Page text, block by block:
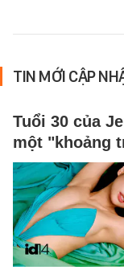
TIN MỚI CẬP
Tuổi 30 của
một "khoảng